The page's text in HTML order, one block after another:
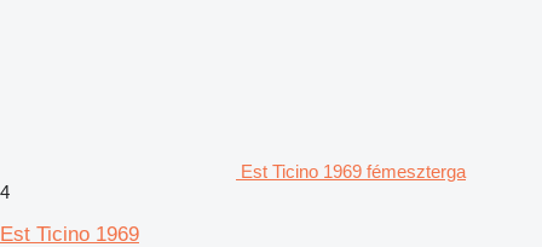
Est Ticino 1969 fémeszterga
4
Est Ticino 1969